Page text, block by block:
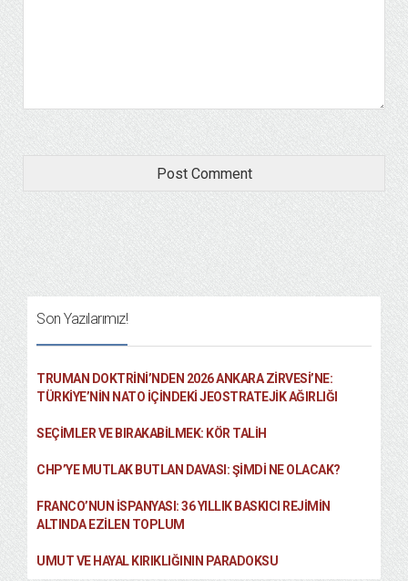
Son Yazılarımız!
TRUMAN DOKTRINI’NDEN 2026 ANKARA ZIRVESI’NE:
TÜRKIYE’NIN NATO İÇINDEKI JEOSTRATEJIK AĞIRLIĞI
SEÇIMLER VE BIRAKABILMEK: KÖR TALIH
CHP’YE MUTLAK BUTLAN DAVASI: ŞİMDİ NE OLACAK?
FRANCO’NUN İSPANYASI: 36 YILLIK BASKICI REJIMIN
ALTINDA EZILEN TOPLUM
UMUT VE HAYAL KIRIKLIĞININ PARADOKSU